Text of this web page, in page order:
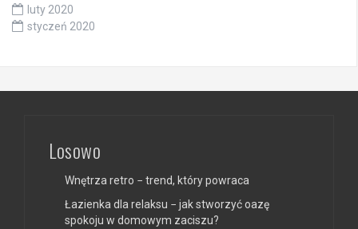
luty 2020
styczeń 2020
Losowo
Wnętrza retro − trend, który powraca
Łazienka dla relaksu − jak stworzyć oazę
spokoju w domowym zaciszu?